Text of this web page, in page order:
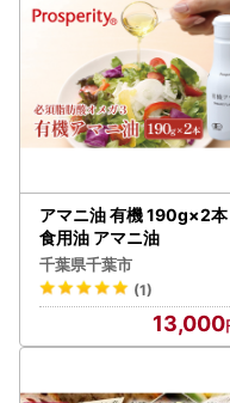
アマニ油 有機 190g×2本
食用油 アマニ油
千葉県千葉市
(1)
13,000